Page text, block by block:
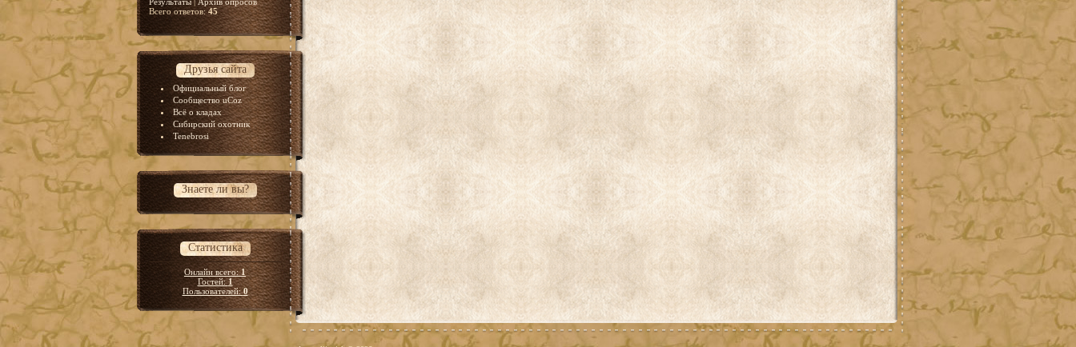
Всего ответов:45
Друзья сайта
Официальный блог
Сообщество uCoz
Всё о кладах
Сибирский охотник
Tenebrosi
Знаете ли вы?
Статистика
Онлайн всего:1
Гостей:1
Пользователей:0